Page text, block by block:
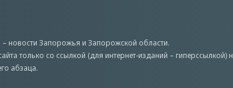
– новости Запорожья и Запорожской области.
только со ссылкой (для интернет-изданий – гиперссылкой)
абзаца.